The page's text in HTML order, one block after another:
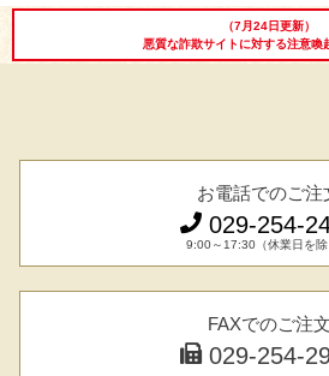
出産内祝い 結婚内祝い
（7月24日更新）
悪質な詐欺サイトに対する注意喚
お電話でのご注
029-254-
9:00～17:30（休業日を除
FAXでのご注文
029-254-